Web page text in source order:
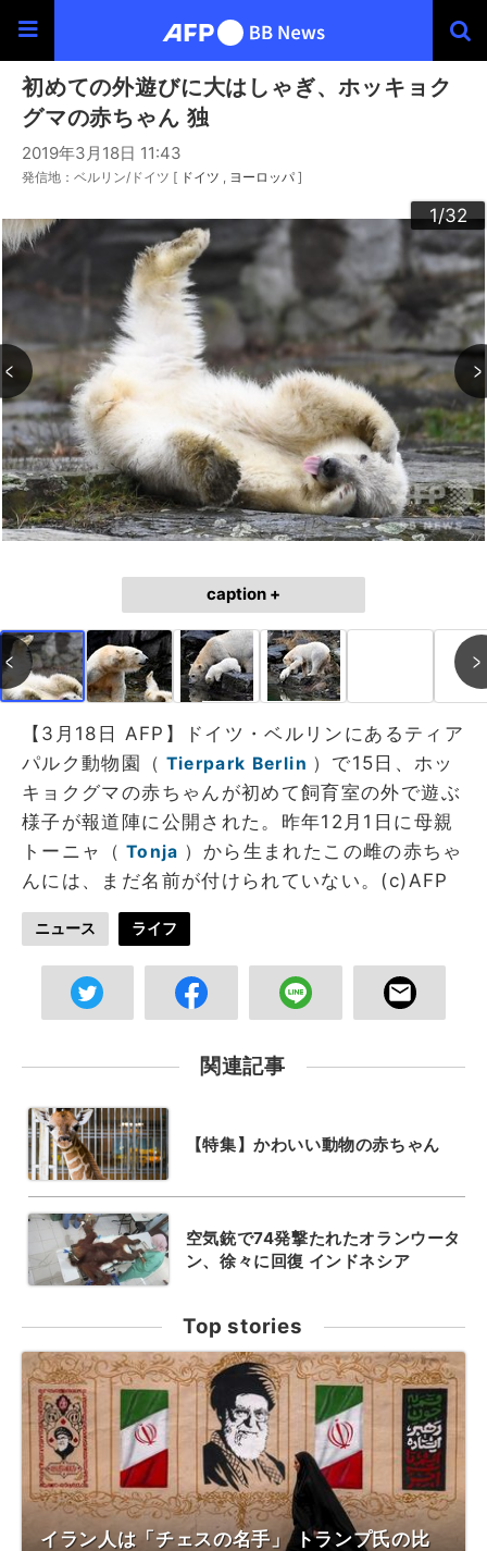
初めての外遊びに大はしゃぎ、ホッキョク
グマの赤ちゃん 独
2019年3月18日 11:43
発信地：ベルリン/ドイツ [ ドイツ ヨーロッパ ]
1/32
2/32
3/32
4/32
5/32
6/32
7/32
8/32
9/32
10/32
11/32
12/32
13/32
14/32
15/32
16/32
17/32
18/32
19/32
20/32
21/32
22/32
23/32
24/32
25/32
26/32
27/32
28/32
29/32
30/32
31/32
32/32
caption +
【3月18日 AFP】ドイツ・ベルリンにあるティア
パルク動物園（ Tierpark Berlin ）で15日、ホッ
キョクグマの赤ちゃんが初めて飼育室の外で遊ぶ
様子が報道陣に公開された。昨年12月1日に母親
トーニャ（ Tonja ）から生まれたこの雌の赤ちゃ
んには、まだ名前が付けられていない。(c)AFP
ニュース ライフ
関連記事
【特集】かわいい動物の赤ちゃん
空気銃で74発撃たれたオランウータ
ン、徐々に回復 インドネシア
Top stories
イラン人は「チェスの名手」 トランプ氏の比